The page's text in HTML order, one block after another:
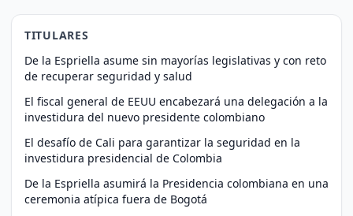
TITULARES
De la Espriella asume sin mayorías legislativas y con reto
de recuperar seguridad y salud
El fiscal general de EEUU encabezará una delegación a la
investidura del nuevo presidente colombiano
El desafío de Cali para garantizar la seguridad en la
investidura presidencial de Colombia
De la Espriella asumirá la Presidencia colombiana en una
ceremonia atípica fuera de Bogotá